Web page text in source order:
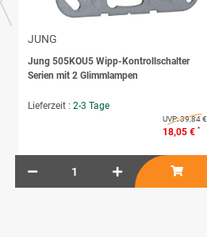
JUNG
Jung 505KOU5 Wipp-Kontrollschalter
Serien mit 2 Glimmlampen
Lieferzeit : 2-3 Tage
UVP:39,84 €
18,05 € *